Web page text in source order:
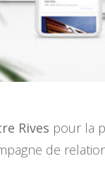
Rives pour la
de